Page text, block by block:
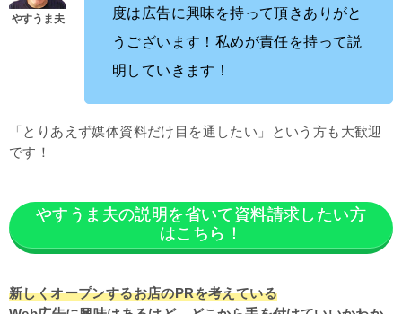
度は広告に興味を持って頂きありがと
うございます！私めが責任を持って説
明していきます！
「とりあえず媒体資料だけ目を通したい」という方も大歓迎
です！
やすうま夫の説明を省いて資料請求したい方
はこちら！
新しくオープンするお店のPRを考えている